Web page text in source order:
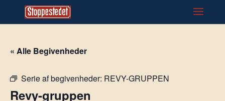
« Alle Begivenheder
Serie af begivenheder: REVY-GRUPPEN
Revy-gruppen